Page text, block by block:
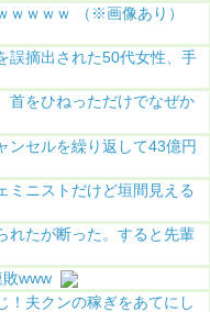
ｗｗｗｗ （※画像あり）
誤摘出された50代女性、手
首をひねっただけでなぜか
ンセルを繰り返して43億円
ミニストだけど垣間見える
れたが断った。すると先輩
敗www
！夫クンの稼ぎをあてにし